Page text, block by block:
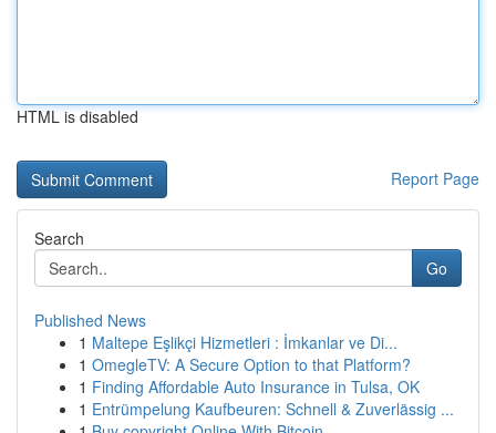
HTML is disabled
Report Page
Search
Go
Published News
1 Maltepe Eşlikçi Hizmetleri : İmkanlar ve Di...
1 OmegleTV: A Secure Option to that Platform?
1 Finding Affordable Auto Insurance in Tulsa, OK
1 Entrümpelung Kaufbeuren: Schnell & Zuverlässig ...